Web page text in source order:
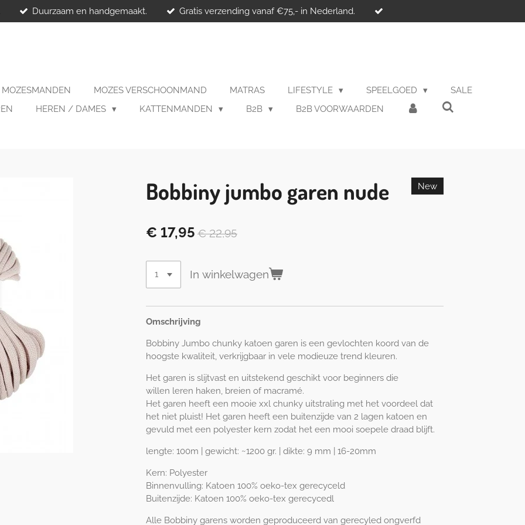
Duurzaam en handgemaakt. Gratis verzending vanaf €75,- in Nederland.
MOZESMANDEN MOZES VERSCHOONMAND MATRAS LIFESTYLE SPEELGOED
SALE
HEREN / DAMES KATTENMANDEN B2B B2B VOORWAARDEN
Bobbiny jumbo garen nude New
€ 17,95 € 22,95
In winkelwagen
Omschrijving
Bobbiny Jumbo chunky katoen garen is een gevlochten koord van de
hoogste kwaliteit, verkrijgbaar in vele modieuze trend kleuren.
Het garen is slijtvast en uitstekend geschikt voor beginners die
willen leren haken, breien of macramé.
Het garen heeft een mooie xxl chunky uitstraling met het voordeel dat
het niet pluist! Het garen heeft een buitenzijde van 2 lagen katoen en
gevuld met een polyester kern zodat het een mooi soepele draad blijft.
lengte: 100m | gewicht: ~1200 gr. | dikte: 9 mm | 16-20mm
Kern: Polyester
Binnenvulling: Katoen 100% oeko-tex gerecyceld
Buitenzijde: Katoen 100% oeko-tex gerecycedl
Alle Bobbiny garens worden geproduceerd van gerecyled ongverfd